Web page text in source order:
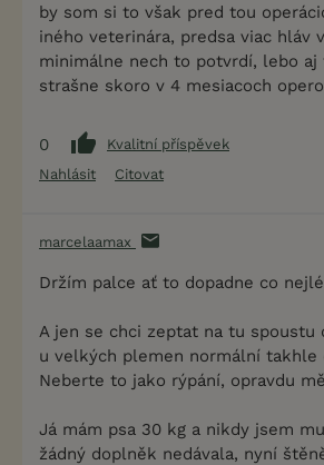
by som si to však pred tou
iného veterinára, predsa viac hláv
minimálne nech to potvrdí, lebo aj
strašne skoro v 4 mesiacoch
0
Kvalitní příspěvek
Nahlásit
Citovat
marcelaamax
Držím palce ať to dopadne co
A jen se chci zeptat na tu
u velkých plemen normální takhle
Neberte to jako rýpání, opravdu
Já mám psa 30 kg a nikdy jsem
žádný doplněk nedávala, nyní